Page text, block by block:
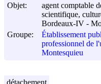
Objet:
agent comptable
scientifique,
Bordeaux-IV -
Groupe:
Établissement
professionnel de
Montesquieu
détachement